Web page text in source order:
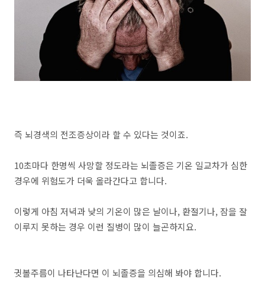
즉 뇌경색의 전조증상이라 할 수 있다는 것이죠.
10초마다 한명씩 사망할 정도라는 뇌졸증은 기온 일교차가 심한
경우에 위험도가 더욱 올라간다고 합니다.
이렇게 아침 저녁과 낮의 기온이 많은 날이나, 환절기나, 잠을 잘
이루지 못하는 경우 이런 질병이 많이 늘곤하지요.
귓볼주름이 나타난다면 이 뇌졸증을 의심해 봐야 합니다.